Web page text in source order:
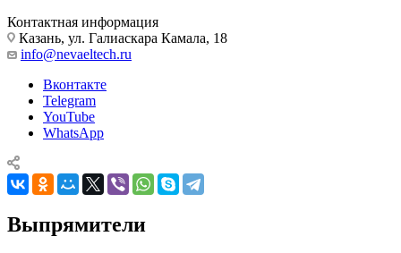
Контактная информация
Казань, ул. Галиаскара Камала, 18
info@nevaeltech.ru
Вконтакте
Telegram
YouTube
WhatsApp
Выпрямители